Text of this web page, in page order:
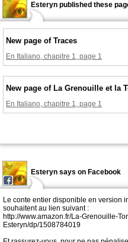
Esteryn published these
New page of Traces
En Italiano, chapitre 1, page 1
New page of La Grenouille et la
En Italiano, chapitre 1, page 1
Esteryn says on Facebook
Le conte entier disponible en version
souhaitent au lien suivant :
http://www.amazon.fr/La-Grenouille-
Esteryn/dp/1508784019